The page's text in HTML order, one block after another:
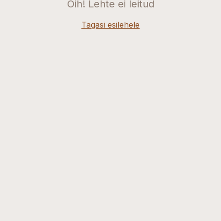
Oih! Lehte ei leitud
Tagasi esilehele